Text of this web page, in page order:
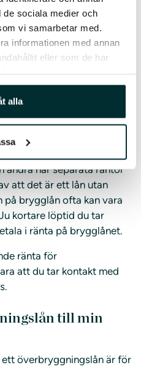
de sociala medier och
vi samarbetar med.
informationen med annan
eller som de har
alla
bank du vill ansöka om
granskas – du ska
boendekostnader
på vilken bank du är kund
En del banker och
andra har separata räntor
att det är ett lån utan
på brygglån ofta kan vara
kortare löptid du tar
i ränta på brygglånet.
ränta för
att du tar kontakt med
till min
överbryggningslån är för